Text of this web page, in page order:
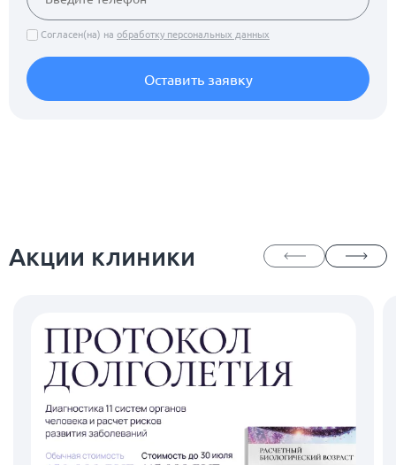
Согласен(на) на обработку персональных данных
Оставить заявку
Акции клиники